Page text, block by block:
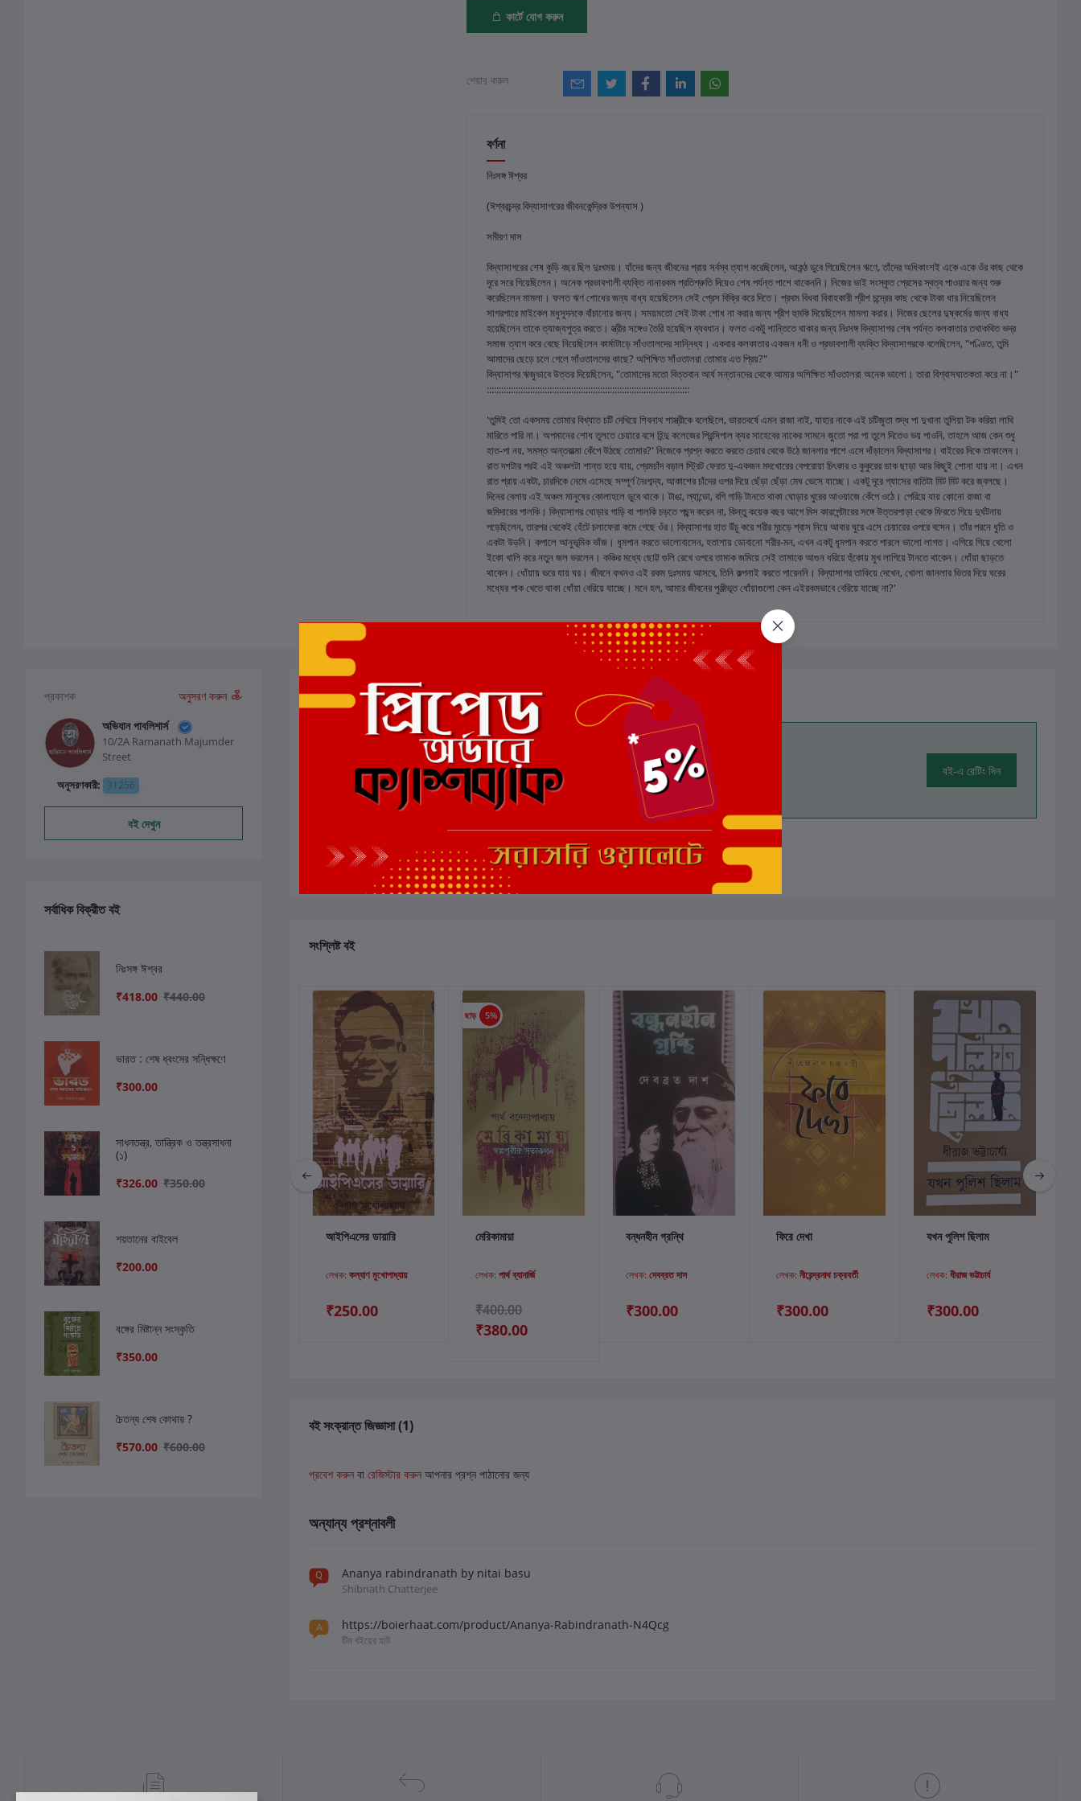
কার্টে যোগ করুন
শেয়ার করুন
বর্ণনা
নিঃসঙ্গ ঈশ্বর
(ঈশ্বরচন্দ্র বিদ্যাসাগরের জীবনকেন্দ্রিক উপন্যাস )
সমীরণ দাস
বিদ্যাসাগরের শেষ কুড়ি বছর ছিল দুঃখময়। যাঁদের জন্য জীবনের প্রায় সর্বস্ব ত্যাগ করেছিলেন, আকন্ঠ ডুবে গিয়েছিলেন ঋণে, তাঁদের অধিকাংশই একে একে ওঁর কাছ থেকে
দূরে সরে গিয়েছিলেন। অনেক প্রভাবশালী ব্যক্তি নানারকম প্রতিশ্রুতি দিয়েও শেষ পর্যন্ত পাশে থাকেননি। নিজের ভাই সংস্কৃত প্রেসের স্বত্ব পাওয়ার জন্য শুরু
করেছিলেন মামলা। ফলত ঋণ শোধের জন্য বাধ্য হয়েছিলেন সেই প্রেস বিক্রি করে দিতে। প্রথম বিধবা বিবাহকারী শ্রীশ চন্দ্রের কাছ থেকে টাকা ধার নিয়েছিলেন
সাগরপারে মাইকেল মধুসূদনকে বাঁচানোর জন্য। সময়মতো সেই টাকা শোধ না করার জন্য শ্রীশ হুমকি দিয়েছিলেন মামলা করার। নিজের ছেলের দুষ্কর্মের জন্য বাধ্য
হয়েছিলেন তাকে ত্যাজ্যপুত্র করতে। স্ত্রীর সঙ্গেও তৈরি হয়েছিল ব্যবধান। ফলত একটু শান্তিতে থাকার জন্য নিঃসঙ্গ বিদ্যাসাগর শেষ পর্যন্ত কলকাতার তথাকথিত ভদ্র
সমাজ ত্যাগ করে বেছে নিয়েছিলেন কার্মাটাড়ে সাঁওতালদের সান্নিধ্য। একবার কলকাতার একজন ধনী ও প্রভাবশালী ব্যক্তি বিদ্যাসাগরকে বলেছিলেন, "পণ্ডিত, তুমি
আমাদের ছেড়ে চলে গেলে সাঁওতালদের কাছে? অশিক্ষিত সাঁওতালরা তোমার এত প্রিয়?"
বিদ্যাসাগর ঋজুভাবে উত্তর দিয়েছিলেন, "তোমাদের মতো বিত্তবান আর্য সন্তানদের থেকে আমার অশিক্ষিত সাঁওতালরা অনেক ভালো। তারা বিশ্বাসঘাতকতা করে না।"
::::::::::::::::::::::::::::::::::::::::::::::::::::::::::::::::::::::::::::::::::::
'তুমিই তো একসময় তোমার বিখ্যাত চটি দেখিয়ে শিবনাথ শাস্ত্রীকে বলেছিলে, ভারতবর্ষে এমন রাজা নাই, যাহার নাকে এই চটিজুতা শুদ্ধ পা দুখানা তুলিয়া টক করিয়া লাথি
মারিতে পারি না। অপমানের শোধ তুলতে চেয়ারে বসে হিন্দু কলেজের প্রিন্সিপাল ক্যর সাহেবের নাকের সামনে জুতো পরা পা তুলে দিতেও ভয় পাওনি, তাহলে আজ কেন শুধু
হাত-পা নয়, সমস্ত অন্তরাত্মা কেঁপে উঠছে তোমার?' নিজেকে প্রশ্ন করতে করতে চেয়ার থেকে উঠে জানলার পাশে এসে দাঁড়ালেন বিদ্যাসাগর। বাইরের দিকে তাকালেন।
রাত দশটার পরই এই অঞ্চলটা শান্ত হয়ে যায়, প্রেমচাঁদ বড়াল স্ট্রিট ফেরত দু-একজন মদখোরের বেপরোয়া চিৎকার ও কুকুরের ডাক ছাড়া আর কিছুই শোনা যায় না। এখন
রাত প্রায় একটা, চারদিকে নেমে এসেছে সম্পূর্ণ নৈঃশব্দ্য, আকাশের চাঁদের ওপর দিয়ে ছেঁড়া ছেঁড়া মেঘ ভেসে যাচ্ছে। একটু দূরে গ্যাসের বাতিটা মিট মিট করে জ্বলছে।
দিনের বেলায় এই অঞ্চল মানুষের কোলাহলে ডুবে থাকে। টাঙা, ল্যান্ডো, বগি গাড়ি টানতে থাকা ঘোড়ার খুরের আওয়াজে কেঁপে ওঠে। পেরিয়ে যায় কোনো রাজা বা
জমিদারের পালকি। বিদ্যাসাগর ঘোড়ার গাড়ি বা পালকি চড়তে পছন্দ করেন না, কিন্তু কয়েক বছর আগে মিস কারপেন্টারের সঙ্গে উত্তরপাড়া থেকে ফিরতে গিয়ে দুর্ঘটনায়
পড়েছিলেন, তারপর থেকেই হেঁটে চলাফেরা কমে গেছে ওঁর। বিদ্যাসাগর হাত উঁচু করে শরীর মুচড়ে শ্বাস নিয়ে আবার ঘুরে এসে চেয়ারের ওপরে বসেন। তাঁর পরনে ধুতি ও
একটা উড়নি। কপালে আনুভূমিক ভাঁজ। ধূমপান করতে ভালোবাসেন, হতাশায় ডোবানো শরীর-মন, এখন একটু ধূমপান করতে পারলে ভালো লাগত। এগিয়ে গিয়ে থেলো
ইকো খালি করে নতুন জল ভরলেন। কঞ্চির মধ্যে ছোট্ট গুলি রেখে ওপরে তামাক জমিয়ে সেই তামাকে আগুন ধরিয়ে হুঁকোয় মুখ লাগিয়ে টানতে থাকেন। ধোঁয়া ছাড়তে
থাকেন। ধোঁয়ায় ভরে যায় ঘর। জীবনে কখনও এই রকম দুঃসময় আসবে, তিনি কল্পনাই করতে পারেননি। বিদ্যাসাগর তাকিয়ে দেখেন, খোলা জানলার ভিতর দিয়ে ঘরের
মধ্যের পাক খেতে থাকা ধোঁয়া বেরিয়ে যাচ্ছে। মনে হল, আমার জীবনের পুঞ্জীভূত ধোঁয়াগুলো কেন এইরকমভাবে বেরিয়ে যাচ্ছে না?'
প্রকাশক
অনুসরণ করুন
অভিযান পাবলিশার্স
10/2A Ramanath Majumder
Street
অনুসরণকারী: 31256
বই দেখুন
সর্বাধিক বিক্রীত বই
নিঃসঙ্গ ঈশ্বর
₹418.00 ₹440.00
ভারত : শেষ ধ্বংসের সন্ধিক্ষণে
₹300.00
সাধনতন্ত্র, তান্ত্রিক ও তন্ত্রসাধনা
(১)
₹326.00 ₹350.00
শয়তানের বাইবেল
₹200.00
বঙ্গের মিষ্টান্ন সংস্কৃতি
₹350.00
চৈতন্য শেষ কোথায় ?
₹570.00 ₹600.00
পর্যালোচনা ও রেটিং
মোট 5.0 -এ (0 পর্যালোচনা) বই-এ রেটিং দিন
এই বইয়ের জন্য এখনও কোন পর্যালোচনা নেই
সংশ্লিষ্ট বই
কার্টে যোগ করুন
আত্মজীবনী : মহর্ষি
দেবেন্দ্রনাথ ঠাকুর
লেখক:দেবেন্দ্রনাথ ঠাকুর
₹350.00
চেনা গ্রাম অচেনা মানুষ কার্টে যোগ করুন
আইপিএসের ডায়ারি
লেখক: কল্যাণ মুখোপাধ্যায়
₹250.00
ছাড় 5%
কার্টে যোগ করুন
মেরিকামায়া
লেখক: পার্থ ব্যানার্জি
₹400.00
₹380.00
কার্টে যোগ করুন
বন্ধনহীন গ্রন্থি
লেখক: দেবব্রত দাস
₹300.00
কার্টে যোগ করুন
ফিরে দেখা
লেখক: নীরেন্দ্রনাথ চক্রবর্তী
₹300.00
কার্টে যোগ করুন
যখন পুলিশ ছিলাম
লেখক: ধীরাজ ভট্টাচার্য
₹300.00
বই সংক্রান্ত জিজ্ঞাসা (1)
প্রবেশ করুন বা রেজিস্টার করুন আপনার প্রশ্ন পাঠানোর জন্য
অন্যান্য প্রশ্নাবলী
Ananya rabindranath by nitai basu
Shibnath Chatterjee
https://boierhaat.com/product/Ananya-Rabindranath-N4Qcg
টিম বইয়ের হাট